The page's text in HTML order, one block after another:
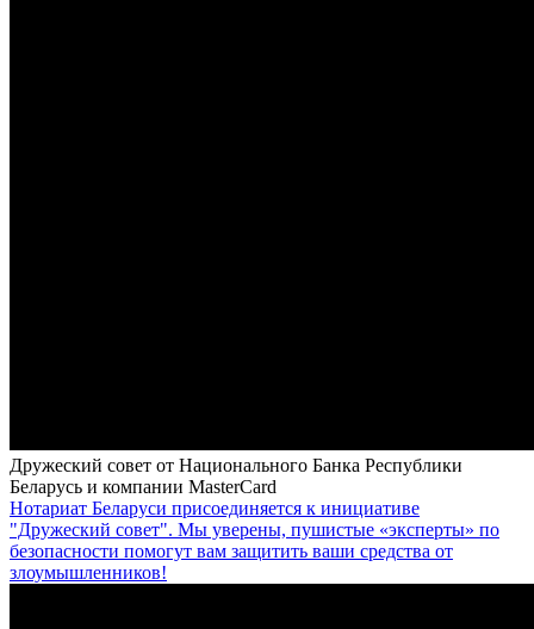
Дружеский совет от Национального Банка Республики
Беларусь и компании MasterCard
Нотариат Беларуси присоединяется к инициативе
"Дружеский совет". Мы уверены, пушистые «эксперты» по
безопасности помогут вам защитить ваши средства от
злоумышленников!